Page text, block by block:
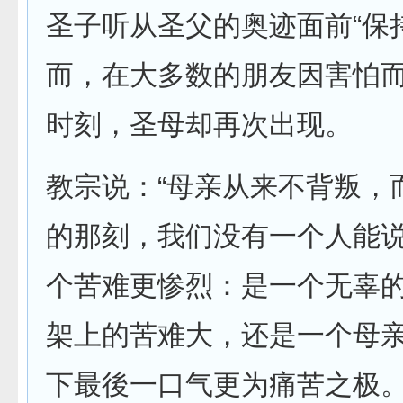
圣子听从圣父的奥迹面前“保
而，在大多数的朋友因害怕
时刻，圣母却再次出现。
教宗说：“母亲从来不背叛，
的那刻，我们没有一个人能
个苦难更惨烈：是一个无辜
架上的苦难大，还是一个母
下最後一口气更为痛苦之极